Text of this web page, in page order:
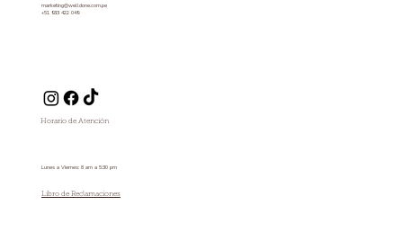
marketing@welldone.com.pe
+51 933 422 049
Horario de Atención
Lunes a Viernes: 8 am a 5:30 pm
Libro de Reclamaciones